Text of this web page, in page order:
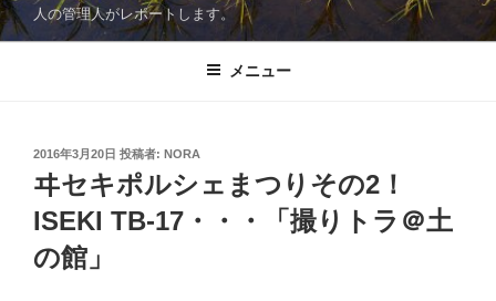
人の管理人がレポートします。
メニュー
投
日:
2016年3月20日 投稿者: NORA
ヰセキポルシェまつりその2！
ISEKI TB-17・・・「撮りトラ＠土
の館」